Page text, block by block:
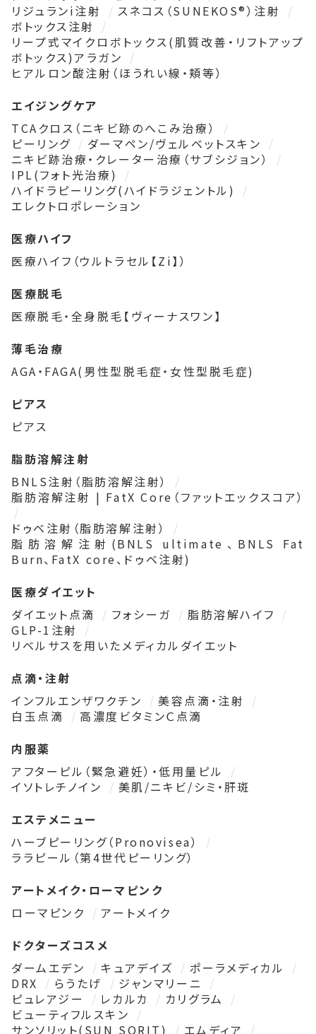
リジュランi注射
スネコス（SUNEKOS®）注射
ボトックス注射
リープ式マイクロボトックス(肌質改善・リフトアップ
ボトックス)アラガン
ヒアルロン酸注射（ほうれい線・頬等）
エイジングケア
TCAクロス（ニキビ跡のへこみ治療）
ピーリング
ダーマペン/ヴェルベットスキン
ニキビ跡治療・クレーター治療（サブシジョン）
IPL(フォト光治療)
ハイドラピーリング(ハイドラジェントル)
エレクトロポレーション
医療ハイフ
医療ハイフ（ウルトラセル【Zi】）
医療脱毛
医療脱毛・全身脱毛【ヴィーナスワン】
薄毛治療
AGA・FAGA(男性型脱毛症・女性型脱毛症)
ピアス
ピアス
脂肪溶解注射
BNLS注射（脂肪溶解注射）
脂肪溶解注射 | FatX Core（ファットエックスコア）
ドゥベ注射（脂肪溶解注射）
脂肪溶解注射(BNLS ultimate、BNLS Fat
Burn、FatX core、ドゥベ注射)
医療ダイエット
ダイエット点滴
フォシーガ
脂肪溶解ハイフ
GLP-1注射
リベルサスを用いたメディカルダイエット
点滴・注射
インフルエンザワクチン
美容点滴・注射
白玉点滴
高濃度ビタミンＣ点滴
内服薬
アフターピル（緊急避妊）・低用量ピル
イソトレチノイン
美肌/ニキビ/シミ・肝斑
エステメニュー
ハーブピーリング（Pronovisea）
ララピール（第4世代ピーリング）
アートメイク・ローマピンク
ローマピンク
アートメイク
ドクターズコスメ
ダームエデン
キュアデイズ
ポーラメディカル
DRX
らうたげ
ジャンマリーニ
ピュレアジー
レカルカ
カリグラム
ビューティフルスキン
サンソリット(SUN SORIT)
エムディア